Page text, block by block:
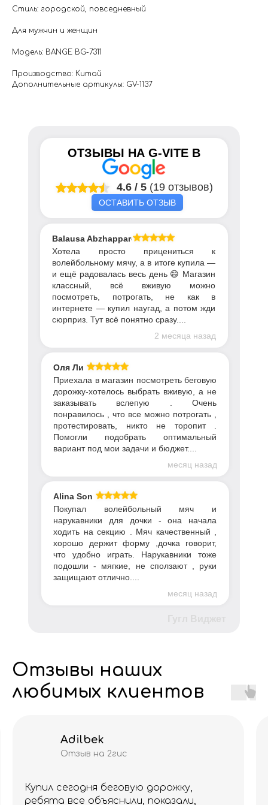
Стиль: городской, повседневный
Для мужчин и женщин
Модель: BANGE BG-7311
Производство: Китай
Дополнительные артикулы: GV-1137
ОТЗЫВЫ НА G-VITE В
4.6 / 5 (19 отзывов)
ОСТАВИТЬ ОТЗЫВ
Balausa Abzhapparova
Хотела просто прицениться к
волейбольному мячу, а в итоге купила —
и ещё радовалась весь день 😄 Магазин
классный, всё вживую можно
посмотреть, потрогать, не как в
интернете — купил наугад, а потом жди
сюрприз. Тут всё понятно сразу....
2 месяца назад
Оля Ли
Приехала в магазин посмотреть беговую
дорожку-хотелось выбрать вживую, а не
заказывать вслепую . Очень
понравилось , что все можно потрогать ,
протестировать, никто не торопит .
Помогли подобрать оптимальный
вариант под мои задачи и бюджет....
месяц назад
Alina Son
Покупал волейбольный мяч и
нарукавники для дочки - она начала
ходить на секцию . Мяч качественный ,
хорошо держит форму ,дочка говорит,
что удобно играть. Нарукавники тоже
подошли - мягкие, не сползают , руки
защищают отлично....
месяц назад
Отзывы наших
любимых клиентов
Adilbek
Отзыв на 2гис
Купил сегодня беговую дорожку,
ребята все объяснили, показали,